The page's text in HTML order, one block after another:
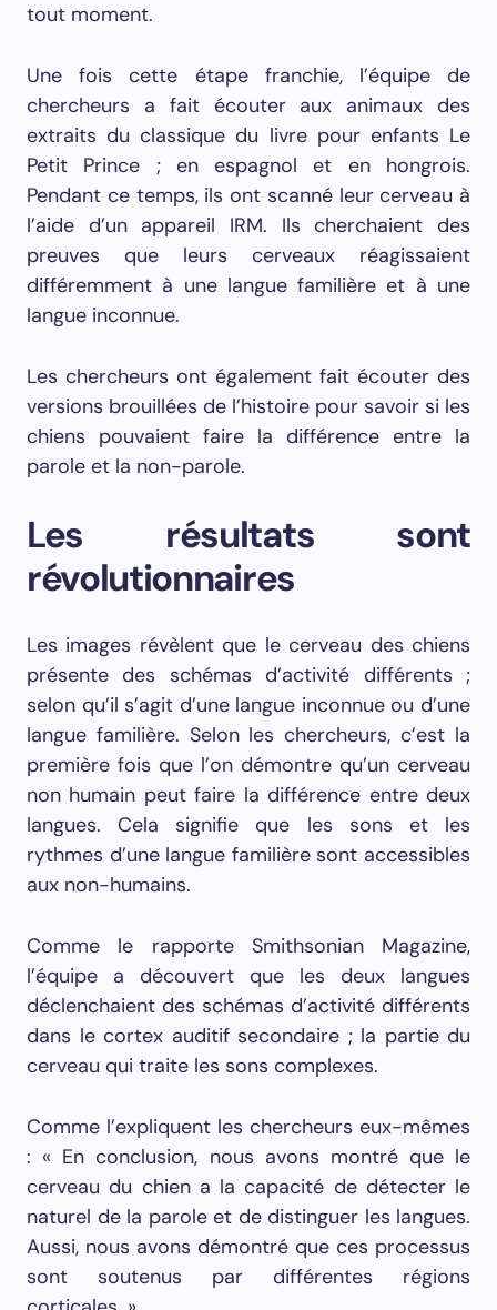
tout moment.
Une fois cette étape franchie, l’équipe de
chercheurs a fait écouter aux animaux des
extraits du classique du livre pour enfants Le
Petit Prince ; en espagnol et en hongrois.
Pendant ce temps, ils ont scanné leur cerveau à
l’aide d’un appareil IRM. Ils cherchaient des
preuves que leurs cerveaux réagissaient
différemment à une langue familière et à une
langue inconnue.
Les chercheurs ont également fait écouter des
versions brouillées de l’histoire pour savoir si les
chiens pouvaient faire la différence entre la
parole et la non-parole.
Les résultats sont
révolutionnaires
Les images révèlent que le cerveau des chiens
présente des schémas d’activité différents ;
selon qu’il s’agit d’une langue inconnue ou d’une
langue familière. Selon les chercheurs, c’est la
première fois que l’on démontre qu’un cerveau
non humain peut faire la différence entre deux
langues. Cela signifie que les sons et les
rythmes d’une langue familière sont accessibles
aux non-humains.
Comme le rapporte Smithsonian Magazine,
l’équipe a découvert que les deux langues
déclenchaient des schémas d’activité différents
dans le cortex auditif secondaire ; la partie du
cerveau qui traite les sons complexes.
Comme l’expliquent les chercheurs eux-mêmes
: « En conclusion, nous avons montré que le
cerveau du chien a la capacité de détecter le
naturel de la parole et de distinguer les langues.
Aussi, nous avons démontré que ces processus
sont soutenus par différentes régions